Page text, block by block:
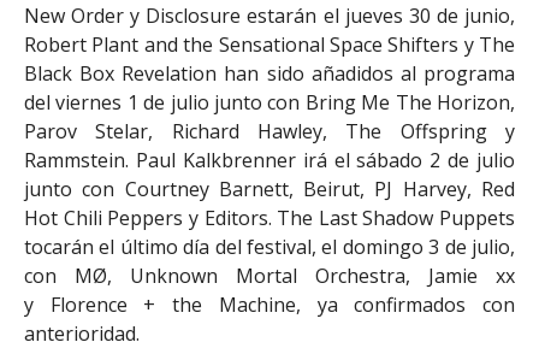
New Order y Disclosure estarán el jueves 30 de junio,
Robert Plant and the Sensational Space Shifters y The
Black Box Revelation han sido añadidos al programa
del viernes 1 de julio junto con Bring Me The Horizon,
Parov Stelar, Richard Hawley, The Offspring y
Rammstein. Paul Kalkbrenner irá el sábado 2 de julio
junto con Courtney Barnett, Beirut, PJ Harvey, Red
Hot Chili Peppers y Editors. The Last Shadow Puppets
tocarán el último día del festival, el domingo 3 de julio,
con MØ, Unknown Mortal Orchestra, Jamie xx
y Florence + the Machine, ya confirmados con
anterioridad.